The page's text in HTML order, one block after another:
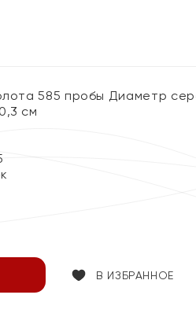
585 пробы Диаметр
см
В ИЗБРАННОЕ